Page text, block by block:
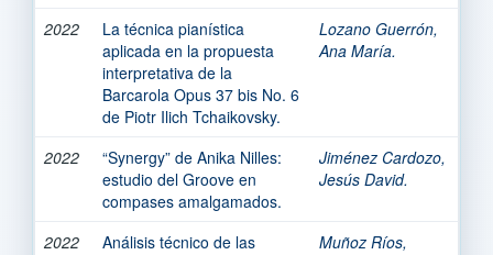
2022
La técnica pianística
aplicada en la propuesta
interpretativa de la
Barcarola Opus 37 bis No. 6
de Piotr Ilich Tchaikovsky.
Lozano Guerrón,
Ana María.
2022
“Synergy” de Anika Nilles:
estudio del Groove en
compases amalgamados.
Jiménez Cardozo,
Jesús David.
2022
Análisis técnico de las
Muñoz Ríos,